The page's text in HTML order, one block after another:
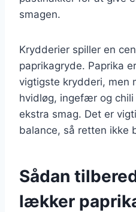
smagen.
Krydderier spiller en
paprikagryde. Paprika
vigtigste krydderi, men
hvidløg, ingefær og
ekstra smag. Det er
balance, så retten ikke
Sådan
lækker